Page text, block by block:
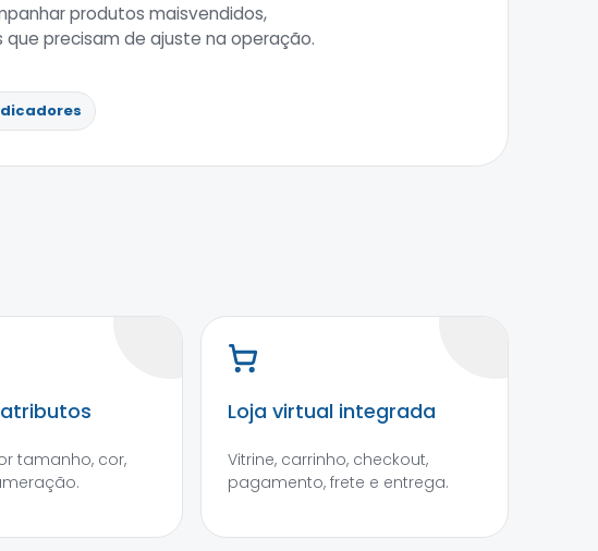
produtos maisvendidos,
precisam de ajuste na operação.
tamanho, cor,
Loja virtual integrada
Vitrine, carrinho, checkout,
pagamento, frete e entrega.